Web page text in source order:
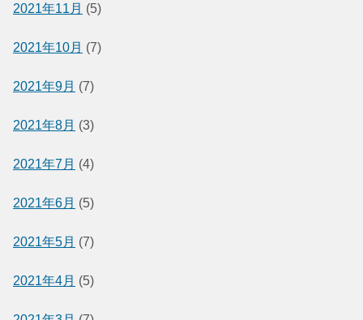
2021年11月 (5)
2021年10月 (7)
2021年9月 (7)
2021年8月 (3)
2021年7月 (4)
2021年6月 (5)
2021年5月 (7)
2021年4月 (5)